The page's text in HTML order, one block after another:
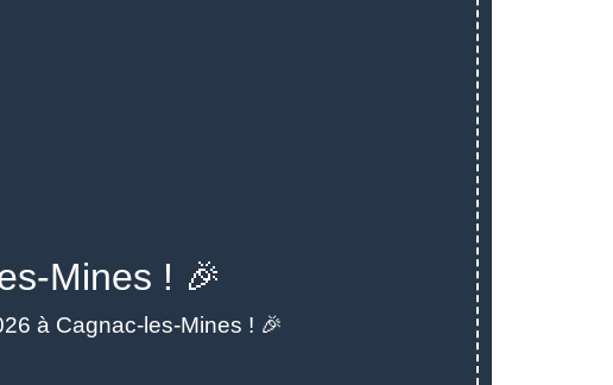
Mines ! 🎉
à Cagnac-les-Mines ! 🎉